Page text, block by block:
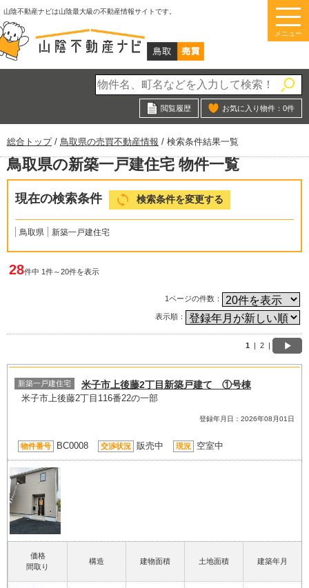
このページの本文へ
山陰不動産ナビは山陰最大級の不動産情報サイトです。
メニュー
閲覧履歴 お気に入り物件： 0件
現
在
の
位
置：
総合トップ/ 鳥取県の売買不動産情報 / 検索条件結果一覧
鳥取県の新築一戸建住宅 物件一覧
現在の検索条件 検索条件を変更する
鳥取県 新築一戸建住宅
28件中 1件～20件を表示
1ページの件数：
表示順：
1 | 2 |
新築一戸建住宅 米子市上後藤2丁目新築戸建て ①号棟
米子市上後藤2丁目116番22の一部
登録年月日：2026年08月01日
物件番号 BC0008 交渉状況 販売中 現況 空室中
価格
間取り
構造 建物面積 土地面積 建築年月